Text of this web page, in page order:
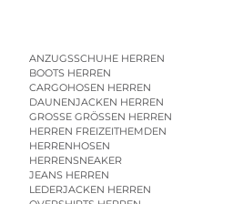
ANZUGSSCHUHE HERREN
BOOTS HERREN
CARGOHOSEN HERREN
DAUNENJACKEN HERREN
GROSSE GRÖSSEN HERREN
HERREN FREIZEITHEMDEN
HERRENHOSEN
HERRENSNEAKER
JEANS HERREN
LEDERJACKEN HERREN